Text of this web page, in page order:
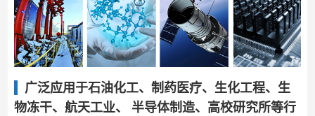
广泛应用于石油化工、制药医疗、生化工程、生
物冻干、航天工业、 半导体制造、高校研究所等行